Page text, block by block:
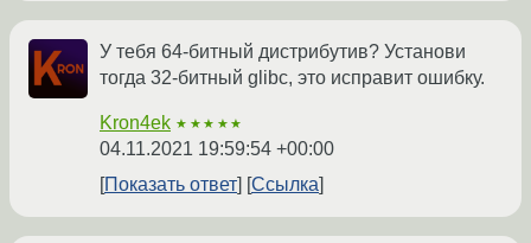
У тебя 64-битный дистрибутив? Установи
тогда 32-битный glibc, это исправит ошибку.
Kron4ek ★★★★★
04.11.2021 19:59:54 +00:00
Показать ответ
Ссылка